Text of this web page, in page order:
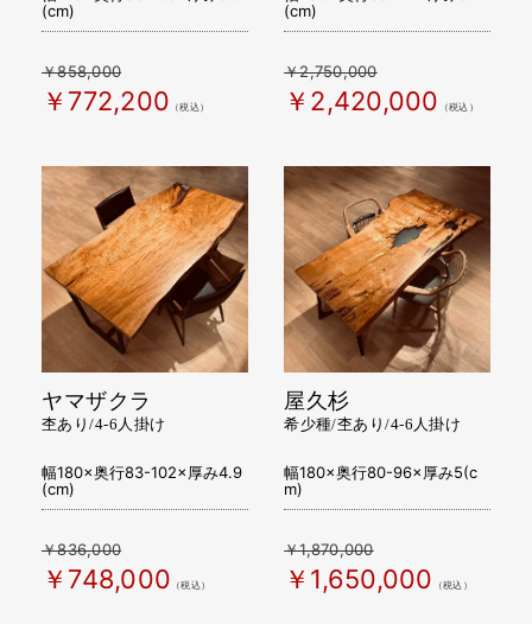
(cm)
￥858,000
￥772,200 （税込）
(cm)
￥2,750,000
￥2,420,000 （税込）
ヤマザクラ
杢あり/4-6人掛け
幅180×奥行83-102×厚み4.9
(cm)
￥836,000
￥748,000 （税込）
屋久杉
希少種/杢あり/4-6人掛け
幅180×奥行80-96×厚み5(c
m)
￥1,870,000
￥1,650,000 （税込）